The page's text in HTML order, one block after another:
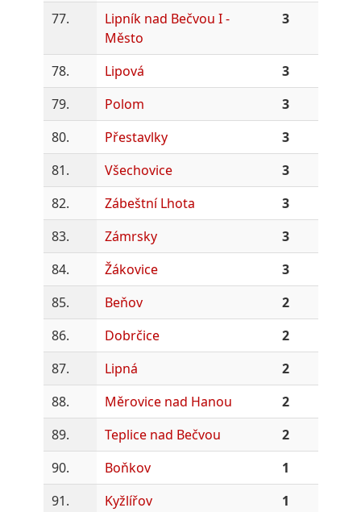
77.
Lipník nad Bečvou I -
Město
3
78. Lipová
3
79.
Polom
3
80.
Přestavlky
3
81.
Všechovice
3
82.
Zábeštní Lhota
3
83.
Zámrsky
3
84.
Žákovice
3
85.
Beňov
2
86.
Dobrčice
2
87.
Lipná
2
88.
Měrovice nad Hanou
2
89.
Teplice nad Bečvou
2
90.
Boňkov
1
91.
Kyžlířov
1